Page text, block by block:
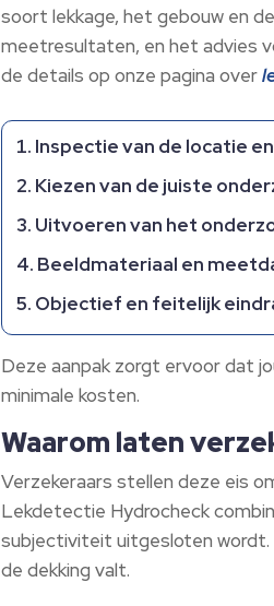
soort lekkage, het gebouw en
meetresultaten, en het advies
de details op onze pagina over
Inspectie van de locatie
Kiezen van de juiste
Uitvoeren van het
Beeldmateriaal en
Objectief en feitelijk
Deze aanpak zorgt ervoor dat
minimale kosten.
Waarom laten
Verzekeraars stellen deze eis
Lekdetectie Hydrocheck
subjectiviteit uitgesloten wordt.
de dekking valt.